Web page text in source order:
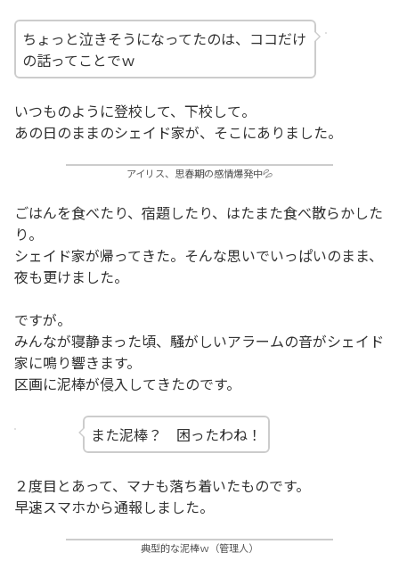
ちょっと泣きそうになってたのは、ココだけ
の話ってことでｗ
いつものように登校して、下校して。
あの日のままのシェイド家が、そこにありました。
アイリス、思春期の感情爆発中💦
ごはんを食べたり、宿題したり、はたまた食べ散らかした
り。
シェイド家が帰ってきた。そんな思いでいっぱいのまま、
夜も更けました。
ですが。
みんなが寝静まった頃、騒がしいアラームの音がシェイド
家に鳴り響きます。
区画に泥棒が侵入してきたのです。
また泥棒？ 困ったわね！
２度目とあって、マナも落ち着いたものです。
早速スマホから通報しました。
典型的な泥棒ｗ（管理人）